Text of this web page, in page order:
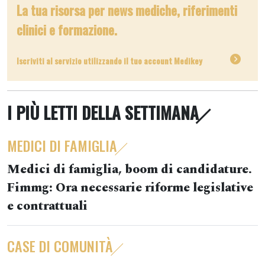
La tua risorsa per news mediche, riferimenti
clinici e formazione.
Iscriviti al servizio utilizzando il tuo account Medikey
I PIÙ LETTI DELLA SETTIMANA
MEDICI DI FAMIGLIA
Medici di famiglia, boom di candidature.
Fimmg: Ora necessarie riforme legislative
e contrattuali
CASE DI COMUNITÀ